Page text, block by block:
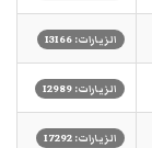
الزيارات: 13166
الزيارات: 12989
الزيارات: 17292